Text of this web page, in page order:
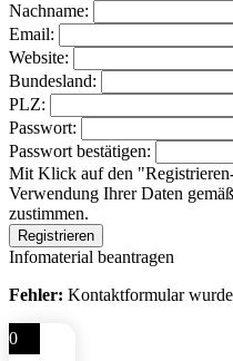
Nachname:
Email:
Website:
Bundesland:
PLZ:
Passwort:
Passwort bestätigen:
Mit Klick auf den
Verwendung Ihrer Daten
zustimmen.
Infomaterial beantragen
Fehler: Kontaktformular
0